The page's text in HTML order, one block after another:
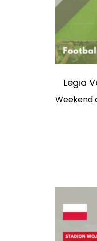
Legia
Weekend